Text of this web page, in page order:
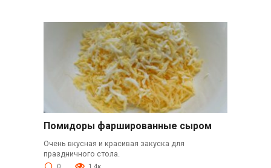
Помидоры фаршированные сыром
Очень вкусная и красивая закуска для
праздничного стола.
0 1.4к.